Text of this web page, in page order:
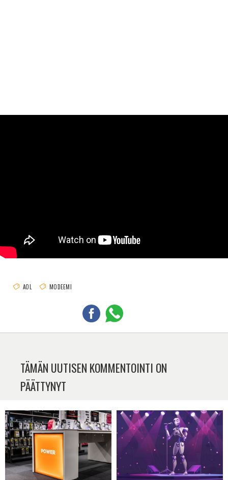
AOL MODEEMI
TÄMÄN UUTISEN KOMMENTOINTI ON
PÄÄTTYNYT